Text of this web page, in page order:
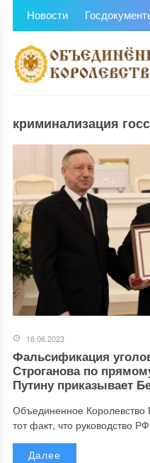
Новости
криминализация
16.06.2023
Фальсификация
Строганова по
Путину приказывает
Объединенное Королевство
тот факт, что руководство
Далее